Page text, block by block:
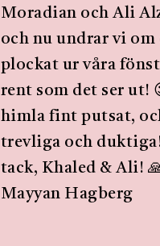
Moradian och Ali
och nu undrar vi om
plockat ur våra
rent som det ser ut!
himla fint putsat,
trevliga och
tack, Khaled & Ali!
Mayyan Hagberg